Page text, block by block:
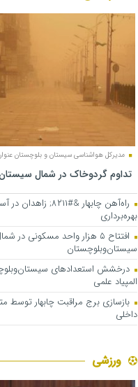
مدیرکل هواشناسی سیستان و بلوچستان
تداوم گردوخاک در شمال
راه‌آهن چابهار &#۸۲۱۱; زاهدان
بهره‌برداری
افتتاح ۵ هزار واحد مسکونی در
سیستان‌وبلوچستان
درخشش استعدادهای
المپیاد علمی
بازسازی برج مراقبت چابهار توسط
داخلی
ورزشی